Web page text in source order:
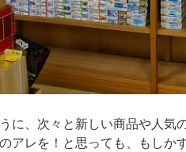
に、次々と新しい商品や人気
アレを！と思っても、もしか